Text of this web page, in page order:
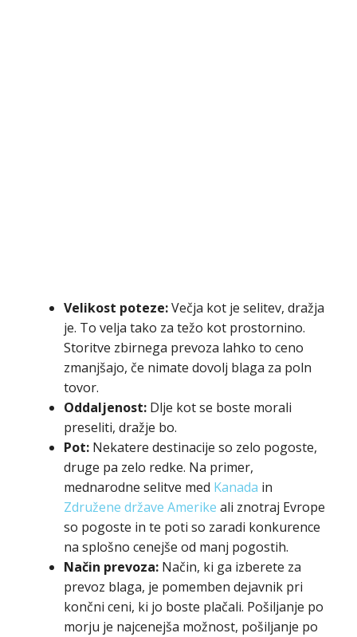
Velikost poteze:Večja kot je selitev, dražja
je. To velja tako za težo kot prostornino.
Storitve zbirnega prevoza lahko to ceno
zmanjšajo, če nimate dovolj blaga za poln
tovor.
Oddaljenost: Dlje kot se boste morali
preseliti, dražje bo.
Pot: Nekatere destinacije so zelo pogoste,
druge pa zelo redke. Na primer,
mednarodne selitve med Kanada in
Združene države Amerike ali znotraj Evrope
so pogoste in te poti so zaradi konkurence
na splošno cenejše od manj pogostih.
Način prevoza: Način, ki ga izberete za
prevoz blaga, je pomemben dejavnik pri
končni ceni, ki jo boste plačali. Pošiljanje po
morju je najcenejša možnost, pošiljanje po